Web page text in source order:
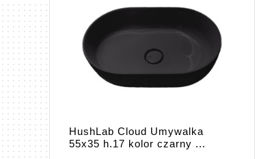
HushLab Cloud Umywalka
55x35 h.17 kolor czarny ...